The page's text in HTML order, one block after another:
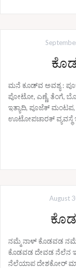
ಮನೆ ಕೂಡ್‌ವ ಅವಶ್ಯ :
ಪೋಟೋ, ಎಣ್ಣೆ, ತೆಂಗೆ,
ಇತ್ಯಾದಿ, ಪೂಜೆಕ್
ಊಟೋಪಚಾರಕ್ ವ್ಯವಸ್ಥೆ
August
ನಮ್ಮೆ ನಾಳ್ ಕೊಡವಡ
ಕೊಡವಡ ದೇವಡ ನೆಲೆನ
ನೆಲೆಯಾಪ ದೇಶಕೋರ್